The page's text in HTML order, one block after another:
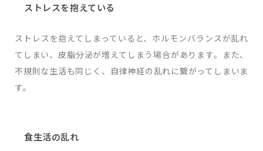
ストレスを抱えている
ストレスを抱えてしまっていると、ホルモンバランスが乱れ
てしまい、皮脂分泌が増えてしまう場合があります。また、
不規則な生活も同じく、自律神経の乱れに繋がってしまいま
す。
食生活の乱れ